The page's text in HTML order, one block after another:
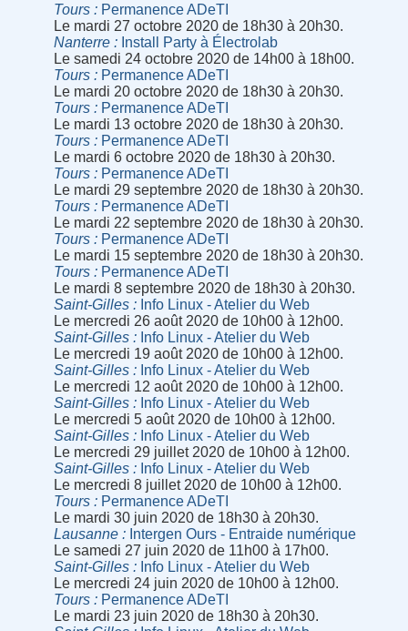
Tours
Permanence ADeTI
Le mardi 27 octobre 2020 de 18h30 à 20h30.
Nanterre
Install Party à Électrolab
Le samedi 24 octobre 2020 de 14h00 à 18h00.
Tours
Permanence ADeTI
Le mardi 20 octobre 2020 de 18h30 à 20h30.
Tours
Permanence ADeTI
Le mardi 13 octobre 2020 de 18h30 à 20h30.
Tours
Permanence ADeTI
Le mardi 6 octobre 2020 de 18h30 à 20h30.
Tours
Permanence ADeTI
Le mardi 29 septembre 2020 de 18h30 à 20h30.
Tours
Permanence ADeTI
Le mardi 22 septembre 2020 de 18h30 à 20h30.
Tours
Permanence ADeTI
Le mardi 15 septembre 2020 de 18h30 à 20h30.
Tours
Permanence ADeTI
Le mardi 8 septembre 2020 de 18h30 à 20h30.
Saint-Gilles
Info Linux - Atelier du Web
Le mercredi 26 août 2020 de 10h00 à 12h00.
Saint-Gilles
Info Linux - Atelier du Web
Le mercredi 19 août 2020 de 10h00 à 12h00.
Saint-Gilles
Info Linux - Atelier du Web
Le mercredi 12 août 2020 de 10h00 à 12h00.
Saint-Gilles
Info Linux - Atelier du Web
Le mercredi 5 août 2020 de 10h00 à 12h00.
Saint-Gilles
Info Linux - Atelier du Web
Le mercredi 29 juillet 2020 de 10h00 à 12h00.
Saint-Gilles
Info Linux - Atelier du Web
Le mercredi 8 juillet 2020 de 10h00 à 12h00.
Tours
Permanence ADeTI
Le mardi 30 juin 2020 de 18h30 à 20h30.
Lausanne
Intergen Ours - Entraide numérique
Le samedi 27 juin 2020 de 11h00 à 17h00.
Saint-Gilles
Info Linux - Atelier du Web
Le mercredi 24 juin 2020 de 10h00 à 12h00.
Tours
Permanence ADeTI
Le mardi 23 juin 2020 de 18h30 à 20h30.